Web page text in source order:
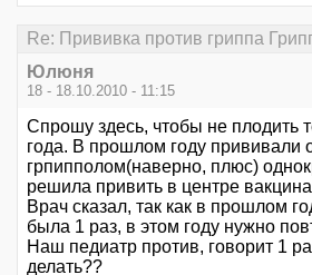
Re: Прививка против гриппа
Юлюня
18 - 18.10.2010 - 11:15
Спрошу здесь, чтобы не плодить
года. В прошлом году прививали
грпипполом(наверно, плюс)
решила привить в центре
Врач сказал, так как в прошлом
была 1 раз, в этом году нужно
Наш педиатр против, говорит 1
делать??